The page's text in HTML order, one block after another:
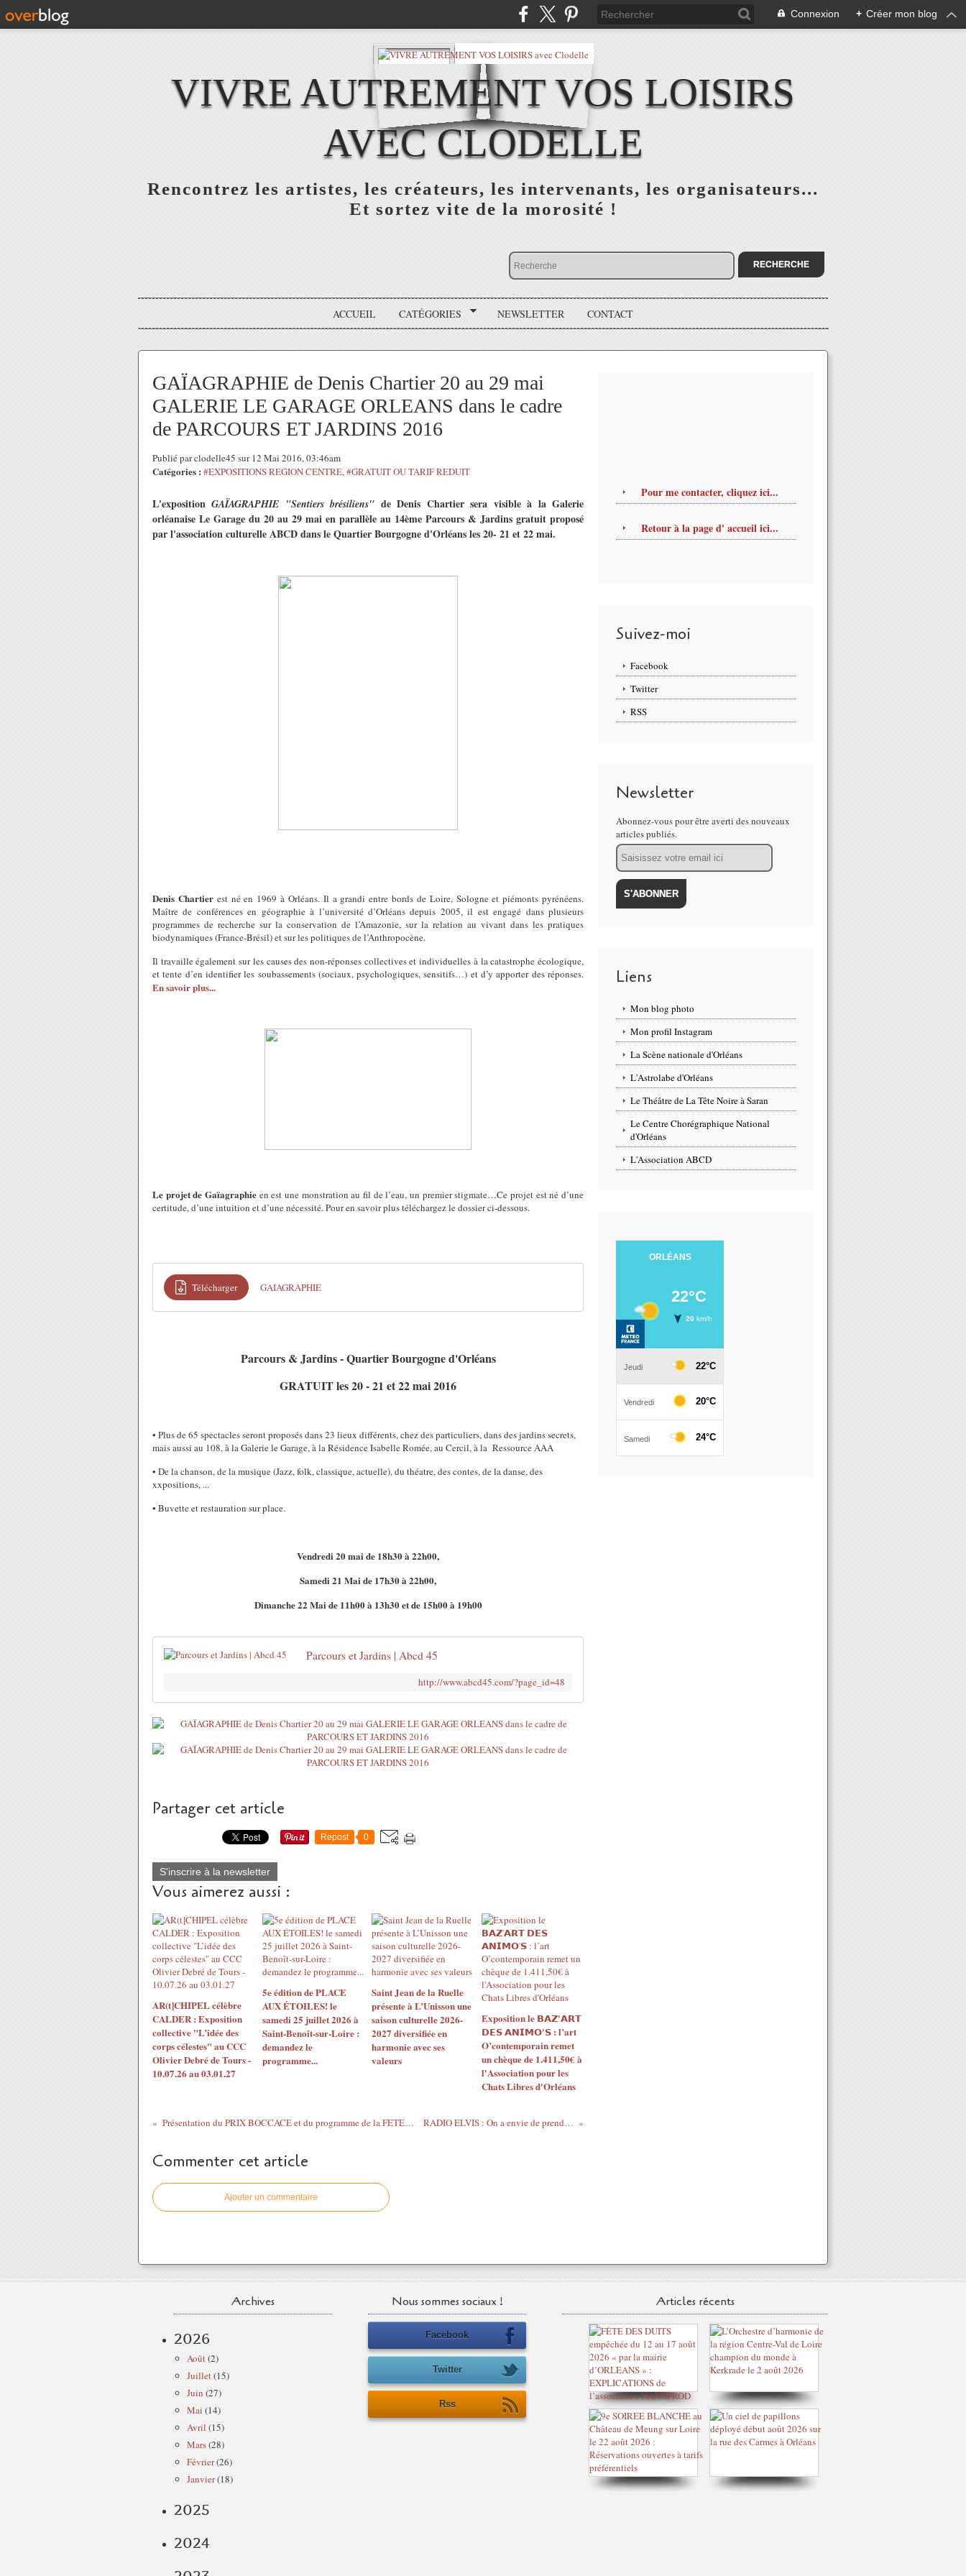
Connexion + Créer mon blog
VIVRE AUTREMENT VOS LOISIRS
AVEC CLODELLE
Rencontrez les artistes, les créateurs, les intervenants, les organisateurs...
Et sortez vite de la morosité !
ACCUEIL CATÉGORIES NEWSLETTER CONTACT
GAÏAGRAPHIE de Denis Chartier 20 au 29 mai
GALERIE LE GARAGE ORLEANS dans le cadre
de PARCOURS ET JARDINS 2016
Publié par clodelle45 sur 12 Mai 2016, 03:46am
Catégories : #EXPOSITIONS REGION CENTRE,#GRATUIT OU TARIF REDUIT
L'expositionGAÏAGRAPHIE "Sentiers brésiliens" de Denis Chartier sera visible à la Galerie
orléanaise Le Garage du 20 au 29 mai en parallèle au 14ème Parcours & Jardins gratuit proposé
par l'association culturelle ABCD dans le Quartier Bourgogne d'Orléans les 20- 21 et 22 mai.
Denis Chartier est né en 1969 à Orléans. Il a grandi entre bords de Loire, Sologne et piémonts pyrénéens.
Maître de conférences en géographie à l’université d’Orléans depuis 2005, il est engagé dans plusieurs
programmes de recherche sur la conservation de l’Amazonie, sur la relation au vivant dans les pratiques
biodynamiques (France-Brésil) et sur les politiques de l’Anthropocène.
Il travaille également sur les causes des non-réponses collectives et individuelles à la catastrophe écologique,
et tente d’en identifier les soubassements (sociaux, psychologiques, sensitifs…) et d’y apporter des réponses.
En savoir plus...
Le projet de Gaïagraphie en est une monstration au fil de l’eau, un premier stigmate…Ce projet est né d’une
certitude, d’une intuition et d’une nécessité. Pour en savoir plus téléchargez le dossier ci-dessous.
Télécharger GAIAGRAPHIE
Parcours & Jardins - Quartier Bourgogne d'Orléans
GRATUIT les 20 - 21 et 22 mai 2016
• Plus de 65 spectacles seront proposés dans 23 lieux différents, chez des particuliers, dans des jardins secrets,
mais aussi au 108, à la Galerie le Garage, à la Résidence Isabelle Romée, au Cercil, à la Ressource AAA
• De la chanson, de la musique (Jazz, folk, classique, actuelle), du théatre, des contes, de la danse, des
xxpositions, ...
• Buvette et restauration sur place.
Vendredi 20 mai de 18h30 à 22h00,
Samedi 21 Mai de 17h30 à 22h00,
Dimanche 22 Mai de 11h00 à 13h30 et de 15h00 à 19h00
Parcours et Jardins | Abcd 45
http://www.abcd45.com/?page_id=48
Partager cet article
Repost 0
S'inscrire à la newsletter
Vous aimerez aussi :
AR(t]CHIPEL célèbre
CALDER : Exposition
collective "L’idée des
corps célestes" au CCC
Olivier Debré de Tours -
10.07.26 au 03.01.27
5e édition de PLACE
AUX ÉTOILES! le
samedi 25 juillet 2026 à
Saint-Benoît-sur-Loire :
demandez le
programme...
Saint Jean de la Ruelle
présente à L’Unisson une
saison culturelle 2026-
2027 diversifiée en
harmonie avec ses
valeurs
Exposition le 𝗕𝗔𝗭'𝗔𝗥𝗧
𝗗𝗘𝗦 𝗔𝗡𝗜𝗠𝗢'𝗦 : l’art
O’contemporain remet
un chèque de 1.411,50€ à
l'Association pour les
Chats Libres d'Orléans
Présentation du PRIX BOCCACE et du programme de la FETE DE LA NOUVELLE 2016 au Château de Chamerolles RADIO ELVIS : On a envie de prendre le temps de faire bien les choses
Commenter cet article
Ajouter un commentaire
Pour me contacter, cliquez ici...
Retour à la page d' accueil ici...
Suivez-moi
Facebook
Twitter
RSS
Newsletter
Abonnez-vous pour être averti des nouveaux
articles publiés.
Email
Liens
Mon blog photo
Mon profil Instagram
La Scène nationale d'Orléans
L'Astrolabe d'Orléans
Le Théâtre de La Tête Noire à Saran
Le Centre Chorégraphique National
d'Orléans
L'Association ABCD
Archives
2026
Août(2)
Juillet(15)
Juin (27)
Mai (14)
Avril (15)
Mars(28)
Février(26)
Janvier(18)
2025
2024
Nous sommes sociaux !
Facebook
Twitter
Rss
Articles récents